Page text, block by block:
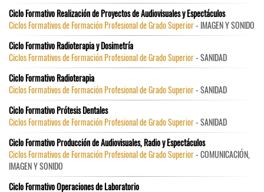
Ciclo Formativo Realización de Proyectos de Audiovisuales y Espectáculos
Ciclos Formativos de Formación Profesional de Grado Superior- IMAGEN Y SONIDO
Ciclo Formativo Radioterapia y Dosimetría
Ciclos Formativos de Formación Profesional de Grado Superior- SANIDAD
Ciclo Formativo Radioterapia
Ciclos Formativos de Formación Profesional de Grado Superior- SANIDAD
Ciclo Formativo Prótesis Dentales
Ciclos Formativos de Formación Profesional de Grado Superior- SANIDAD
Ciclo Formativo Producción de Audiovisuales, Radio y Espectáculos
Ciclos Formativos de Formación Profesional de Grado Superior- COMUNICACIÓN,
IMAGEN Y SONIDO
Ciclo Formativo Operaciones de Laboratorio